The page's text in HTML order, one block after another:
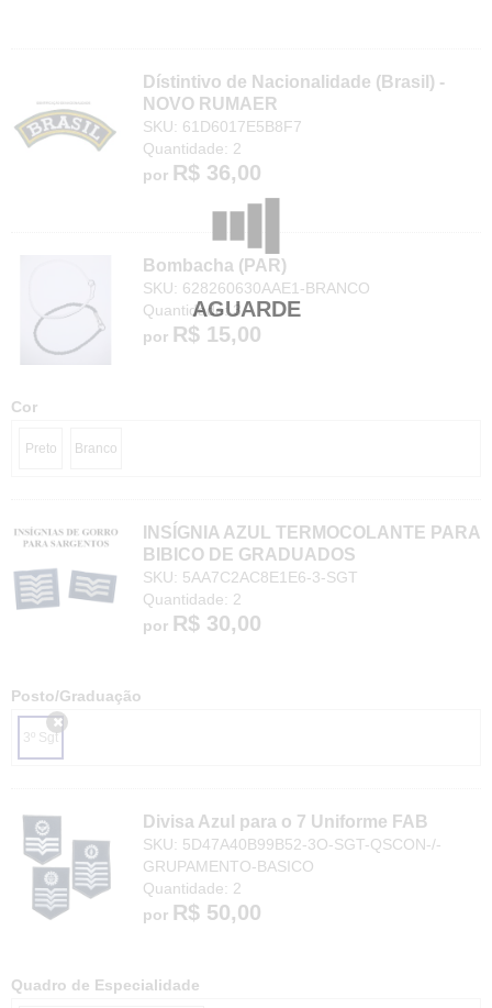
Dístintivo de Nacionalidade (Brasil) -
NOVO RUMAER
SKU: 61D6017E5B8F7
Quantidade: 2
por R$ 36,00
Bombacha (PAR)
SKU: 628260630AAE1-BRANCO
Quantidade: 3
por R$ 15,00
Cor
Preto Branco
INSÍGNIA AZUL TERMOCOLANTE PARA
BIBICO DE GRADUADOS
SKU: 5AA7C2AC8E1E6-3-SGT
Quantidade: 2
por R$ 30,00
Posto/Graduação
3º Sgt
x
Divisa Azul para o 7 Uniforme FAB
SKU: 5D47A40B99B52-3O-SGT-QSCON-/-
GRUPAMENTO-BASICO
Quantidade: 2
por R$ 50,00
Quadro de Especialidade